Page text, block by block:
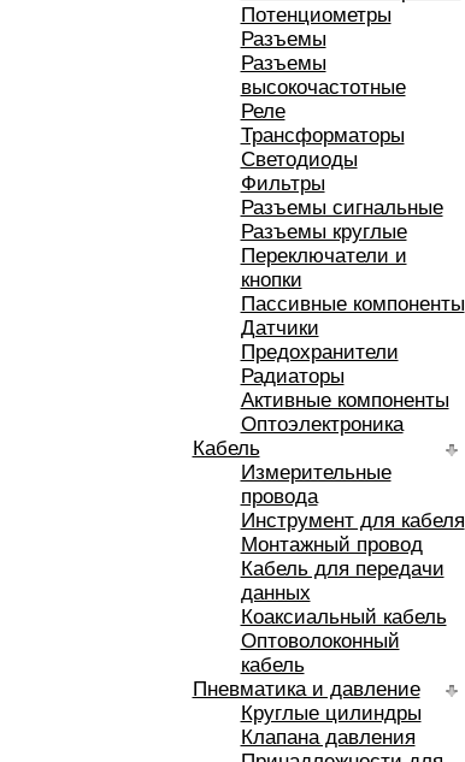
Потенциометры
Разъемы
Разъемы
высокочастотные
Реле
Трансформаторы
Светодиоды
Фильтры
Разъемы сигнальные
Разъемы круглые
Переключатели и
кнопки
Пассивные компоненты
Датчики
Предохранители
Радиаторы
Активные компоненты
Оптоэлектроника
Кабель
Измерительные
провода
Инструмент для кабеля
Монтажный провод
Кабель для передачи
данных
Коаксиальный кабель
Оптоволоконный
кабель
Пневматика и давление
Круглые цилиндры
Клапана давления